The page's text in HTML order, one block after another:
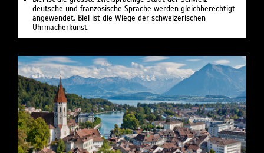
deutsche und französische Sprache werden gleichberechtigt
angewendet. Biel ist die Wiege der schweizerischen
Uhrmacherkunst.